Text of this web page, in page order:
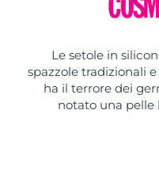
Le setole in
spazzole tradizionali
ha il terrore dei
notato una pelle